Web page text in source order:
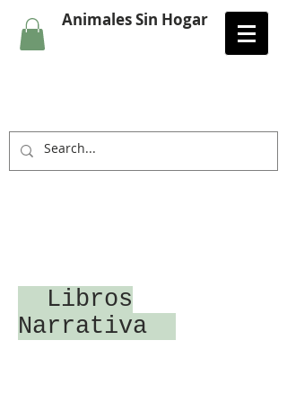
Animales Sin Hogar
Libros
Narrativa